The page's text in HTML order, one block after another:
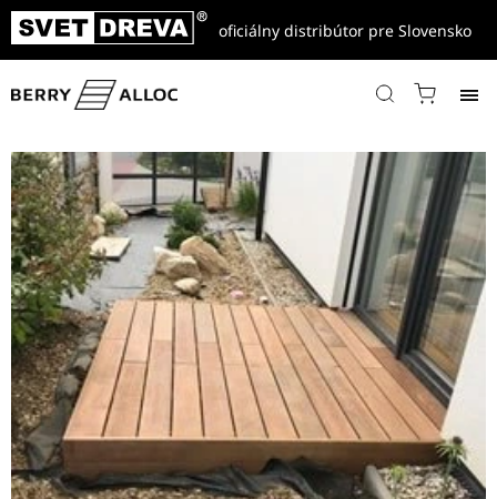
oficiálny distribútor pre Slovensko
Domov / Referencie / Drevené terasy, fasády a ploty
Drevená terasa z IPE – montáž na clip systém